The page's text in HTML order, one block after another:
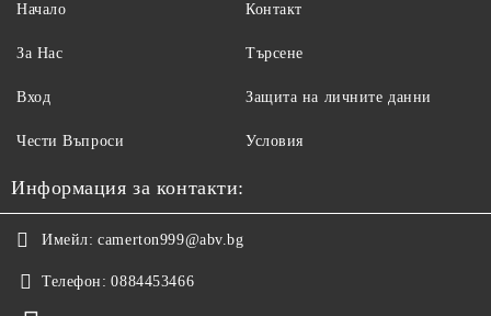
Начало
За Нас
Вход
Чести Въпроси
Контакт
Търсене
Защита на личните данни
Условия
Информация за контакти:
Имейл: camerton999@abv.bg
Телефон: 0884453466